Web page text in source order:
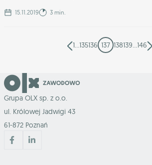
15.11.2019 3 min.
1…135136 137 138139…146
Grupa OLX sp. z o.o.
ul. Królowej Jadwigi 43
61-872 Poznań